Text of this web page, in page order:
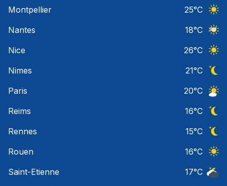
Montpellier
25°C
Nantes
18°C
Nice
26°C
Nimes
21°C
Paris
20°C
Reims
16°C
Rennes
15°C
Rouen
16°C
Saint-Etienne
17°C